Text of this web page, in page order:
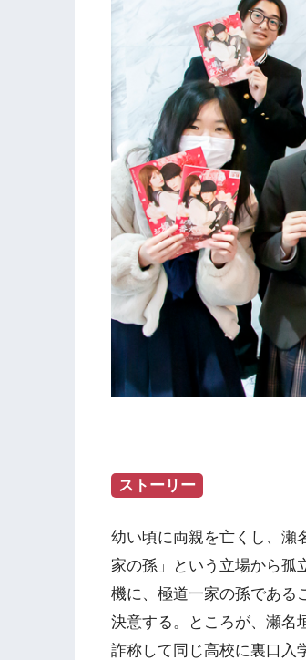
ストーリー
幼い頃に両親を亡くし、瀬
家の孫」という立場から孤
機に、極道一家の孫である
決意する。ところが、瀬名
詐称して同じ高校に裏口入